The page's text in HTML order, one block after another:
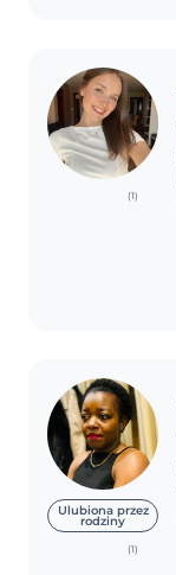
(1)
Ulubiona przez
rodziny
(1)